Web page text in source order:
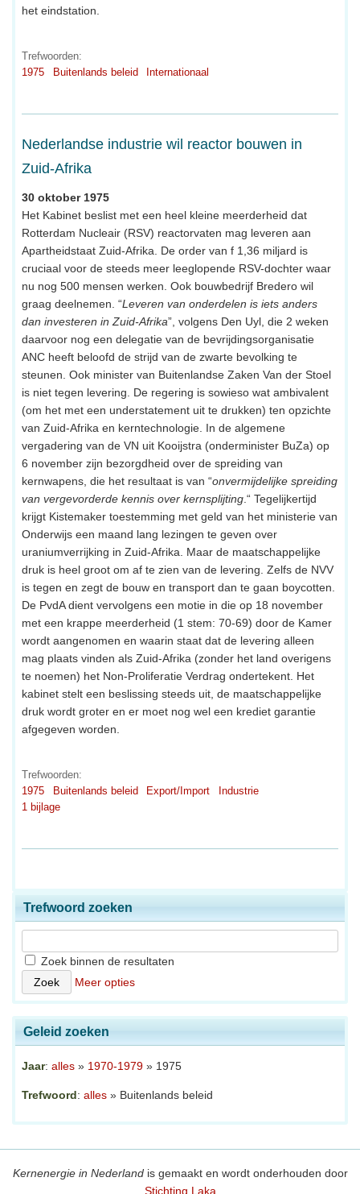
het eindstation.
Trefwoorden:
1975
Buitenlands beleid Internationaal
Nederlandse industrie wil reactor bouwen in
Zuid-Afrika
30 oktober 1975
Het Kabinet beslist met een heel kleine meerderheid dat
Rotterdam Nucleair (RSV) reactorvaten mag leveren aan
Apartheidstaat Zuid-Afrika. De order van f 1,36 miljard is
cruciaal voor de steeds meer leeglopende RSV-dochter waar
nu nog 500 mensen werken. Ook bouwbedrijf Bredero wil
graag deelnemen. “Leveren van onderdelen is iets anders
dan investeren in Zuid-Afrika”, volgens Den Uyl, die 2 weken
daarvoor nog een delegatie van de bevrijdingsorganisatie
ANC heeft beloofd de strijd van de zwarte bevolking te
steunen. Ook minister van Buitenlandse Zaken Van der Stoel
is niet tegen levering. De regering is sowieso wat ambivalent
(om het met een understatement uit te drukken) ten opzichte
van Zuid-Afrika en kerntechnologie. In de algemene
vergadering van de VN uit Kooijstra (onderminister BuZa) op
6 november zijn bezorgdheid over de spreiding van
kernwapens, die het resultaat is van “onvermijdelijke spreiding
van vergevorderde kennis over kernsplijting .“ Tegelijkertijd
krijgt Kistemaker toestemming met geld van het ministerie van
Onderwijs een maand lang lezingen te geven over
uraniumverrijking in Zuid-Afrika. Maar de maatschappelijke
druk is heel groot om af te zien van de levering. Zelfs de NVV
is tegen en zegt de bouw en transport dan te gaan boycotten.
De PvdA dient vervolgens een motie in die op 18 november
met een krappe meerderheid (1 stem: 70-69) door de Kamer
wordt aangenomen en waarin staat dat de levering alleen
mag plaats vinden als Zuid-Afrika (zonder het land overigens
te noemen) het Non-Proliferatie Verdrag ondertekent. Het
kabinet stelt een beslissing steeds uit, de maatschappelijke
druk wordt groter en er moet nog wel een krediet garantie
afgegeven worden.
Trefwoorden:
1975
Buitenlands beleid Export/Import
Industrie
1 bijlage
Trefwoord zoeken
Zoek binnen de resultaten
Meer opties
Geleid zoeken
Jaar: alles » 1970-1979 » 1975
Trefwoord: alles » Buitenlands beleid
Kernenergie in Nederlandis gemaakt en wordt onderhouden door
Stichting Laka